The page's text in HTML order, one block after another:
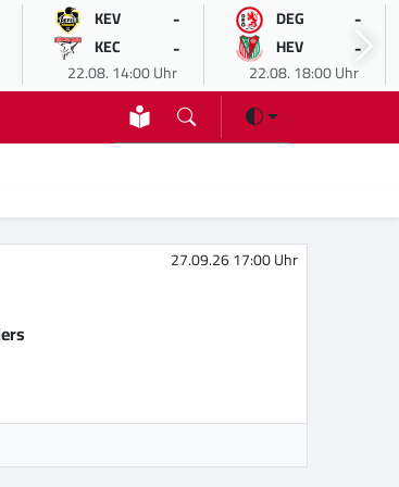
KEV -
KEC -
22.08. 14:00 Uhr
DEG -
HEV -
22.08. 18:00 Uhr
27.09.26 17:00 Uhr